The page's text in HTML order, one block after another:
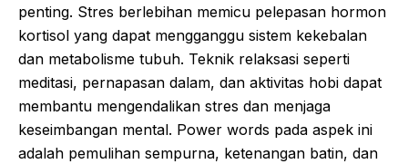
penting. Stres berlebihan memicu pelepasan hormon
kortisol yang dapat mengganggu sistem kekebalan
dan metabolisme tubuh. Teknik relaksasi seperti
meditasi, pernapasan dalam, dan aktivitas hobi dapat
membantu mengendalikan stres dan menjaga
keseimbangan mental. Power words pada aspek ini
adalah pemulihan sempurna, ketenangan batin, dan